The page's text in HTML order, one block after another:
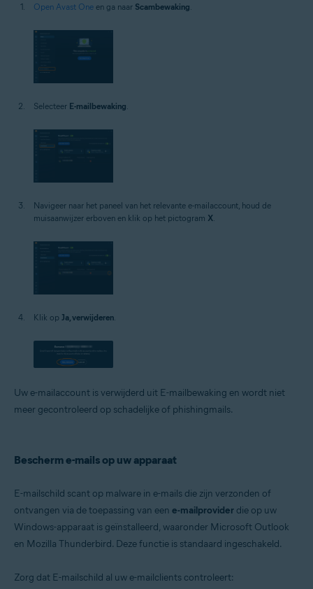
Open Avast One en ga naar Scambewaking
Selecteer E-mailbewaking
Navigeer naar het paneel van het relevante e-mailaccount, houd de
muisaanwijzer erboven en klik op het pictogram X
Klik op Ja, verwijderen.
Uw e-mailaccount is verwijderd uit E-mailbewaking en wordt niet
meer gecontroleerd op schadelijke of phishingmails.
Bescherm e-mails op uw apparaat
E-mailschild scant op malware in e-mails die zijn verzonden of
ontvangen via de toepassing van een e-mailprovider die op uw
Windows-apparaat is geïnstalleerd, waaronder Microsoft Outlook
en Mozilla Thunderbird. Deze functie is standaard ingeschakeld.
Zorg dat E-mailschild al uw e-mailclients controleert: